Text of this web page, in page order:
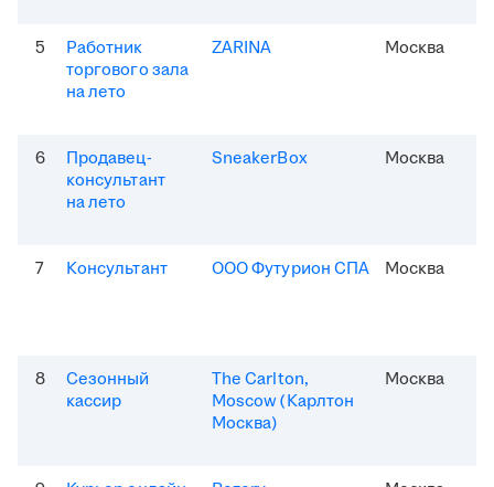
5
Работник
торгового зала
на лето
ZARINA Москва
6
Продавец-
консультант
на лето
SneakerBox Москва
7 Консультант ООО Футурион СПА Москва
8
Сезонный
кассир
The Carlton,
Moscow (Карлтон
Москва)
Москва